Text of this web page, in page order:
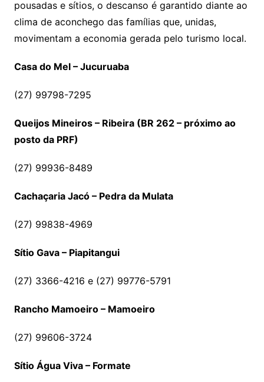
pousadas e sítios, o descanso é garantido diante ao
clima de aconchego das famílias que, unidas,
movimentam a economia gerada pelo turismo local.
Casa do Mel – Jucuruaba
(27) 99798-7295
Queijos Mineiros – Ribeira (BR 262 – próximo ao
posto da PRF)
(27) 99936-8489
Cachaçaria Jacó – Pedra da Mulata
(27) 99838-4969
Sítio Gava – Piapitangui
(27) 3366-4216 e (27) 99776-5791
Rancho Mamoeiro – Mamoeiro
(27) 99606-3724
Sítio Água Viva – Formate